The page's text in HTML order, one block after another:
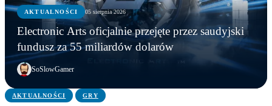
AKTUALNOŚCI 05 sierpnia 2026
Electronic Arts oficjalnie przejęte przez saudyjski
fundusz za 55 miliardów dolarów
SoSlowGamer
AKTUALNOŚCI
Młodzi gracze nie wpadli w nałóg multiplayerów.
Statystyki Capcomu przywracają wiarę w młode
pokolenie
GRY
Steam ma nowego króla. Counter-Strike 2 został
wyprzedzony
AKTUALNOŚCI
Electronic Arts oficjalnie przejęte przez saudyjski
fundusz za 55 miliardów dolarów
AKTUALNOŚCI GRY